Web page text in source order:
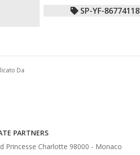
SP-YF-86774118
Da
PARTNERS
Princesse Charlotte 98000 - Monaco